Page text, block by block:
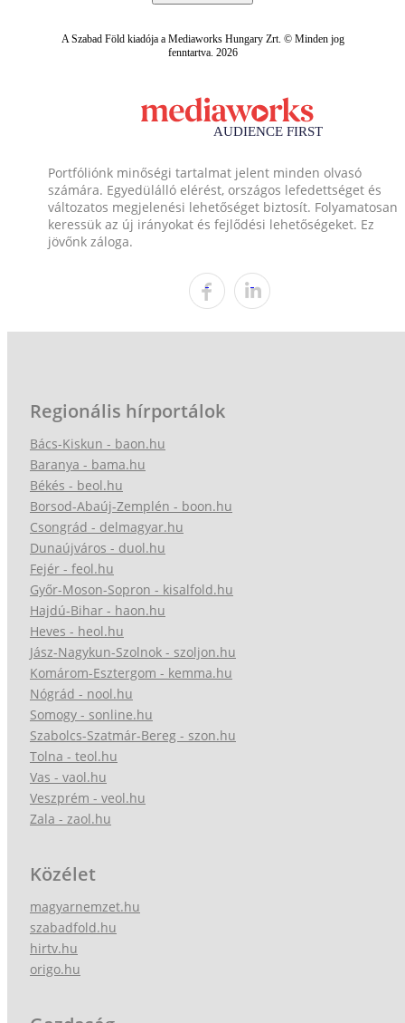
A Szabad Föld kiadója a Mediaworks Hungary Zrt. © Minden jog
fenntartva. 2026
Portfóliónk minőségi tartalmat jelent minden olvasó
számára. Egyedülálló elérést, országos lefedettséget és
változatos megjelenési lehetőséget biztosít. Folyamatosan
keressük az új irányokat és fejlődési lehetőségeket. Ez
jövőnk záloga.
Regionális hírportálok
Bács-Kiskun - baon.hu
Baranya - bama.hu
Békés - beol.hu
Borsod-Abaúj-Zemplén - boon.hu
Csongrád - delmagyar.hu
Dunaújváros - duol.hu
Fejér - feol.hu
Győr-Moson-Sopron - kisalfold.hu
Hajdú-Bihar - haon.hu
Heves - heol.hu
Jász-Nagykun-Szolnok - szoljon.hu
Komárom-Esztergom - kemma.hu
Nógrád - nool.hu
Somogy - sonline.hu
Szabolcs-Szatmár-Bereg - szon.hu
Tolna - teol.hu
Vas - vaol.hu
Veszprém - veol.hu
Zala - zaol.hu
Közélet
magyarnemzet.hu
szabadfold.hu
hirtv.hu
origo.hu